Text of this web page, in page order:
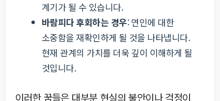
계기가 될 수 있습니다.
바람피다 후회하는 경우: 연인에 대한
소중함을 재확인하게 될 것을 나타냅니다.
현재 관계의 가치를 더욱 깊이 이해하게 될
것입니다.
이러한 꿈들은 대부분 현실의 불안이나 걱정이